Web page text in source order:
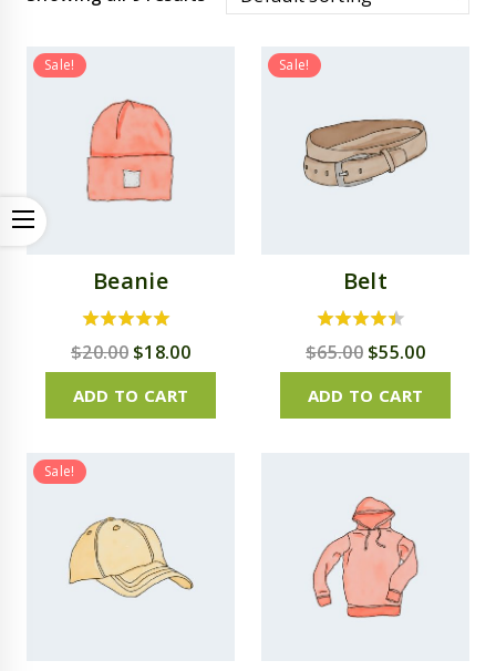
Sale!
Beanie
5.00
out of 5
$20.00 $18.00
ADD TO CART
Sale!
Belt
4.00
out of 5
$65.00 $55.00
ADD TO CART
Sale!